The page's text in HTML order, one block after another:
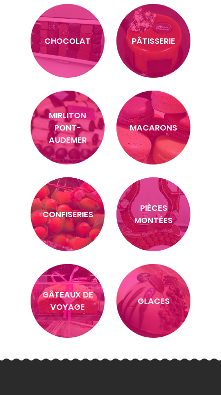
CHOCOLAT PÂTISSERIE
MIRLITON
PONT-
AUDEMER
MACARONS
CONFISERIES
PIÈCES
MONTÉES
GÂTEAUX DE
VOYAGE
GLACES